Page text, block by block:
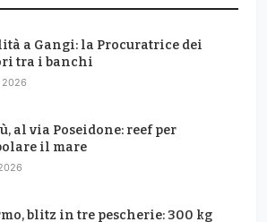
a Gangi: la Procuratrice dei
tra i banchi
2026
al via Poseidone: reef per
il mare
blitz in tre pescherie: 300 kg